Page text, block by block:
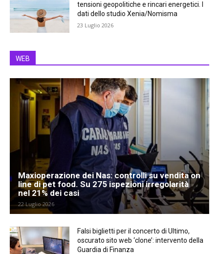
tensioni geopolitiche e rincari energetici. I
dati dello studio Xenia/Nomisma
23 Luglio 2026
WEB
Maxioperazione dei Nas: controlli su vendita on
line di pet food. Su 275 ispezioni irregolarità
nel 21% dei casi
22 Luglio 2026
Falsi biglietti per il concerto di Ultimo,
oscurato sito web ‘clone’: intervento della
Guardia di Finanza